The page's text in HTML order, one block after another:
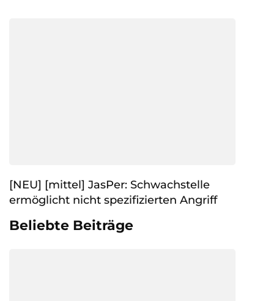
[NEU] [mittel] JasPer: Schwachstelle
ermöglicht nicht spezifizierten Angriff
Beliebte Beiträge